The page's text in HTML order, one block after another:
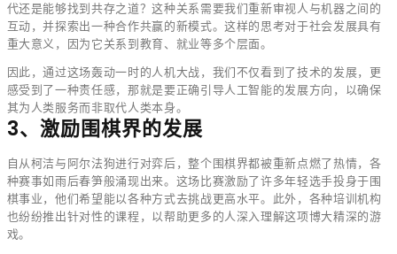
代还是能够找到共存之道？这种关系需要我们重新审视人与机器之间的
互动，并探索出一种合作共赢的新模式。这样的思考对于社会发展具有
重大意义，因为它关系到教育、就业等多个层面。
因此，通过这场轰动一时的人机大战，我们不仅看到了技术的发展，更
感受到了一种责任感，那就是要正确引导人工智能的发展方向，以确保
其为人类服务而非取代人类本身。
3、激励围棋界的发展
自从柯洁与阿尔法狗进行对弈后，整个围棋界都被重新点燃了热情，各
种赛事如雨后春笋般涌现出来。这场比赛激励了许多年轻选手投身于围
棋事业，他们希望能以各种方式去挑战更高水平。此外，各种培训机构
也纷纷推出针对性的课程，以帮助更多的人深入理解这项博大精深的游
戏。